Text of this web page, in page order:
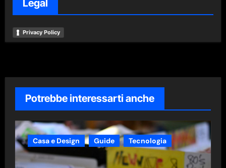
Legal
Privacy Policy
Potrebbe interessarti anche
Casa e Design Guide Tecnologia